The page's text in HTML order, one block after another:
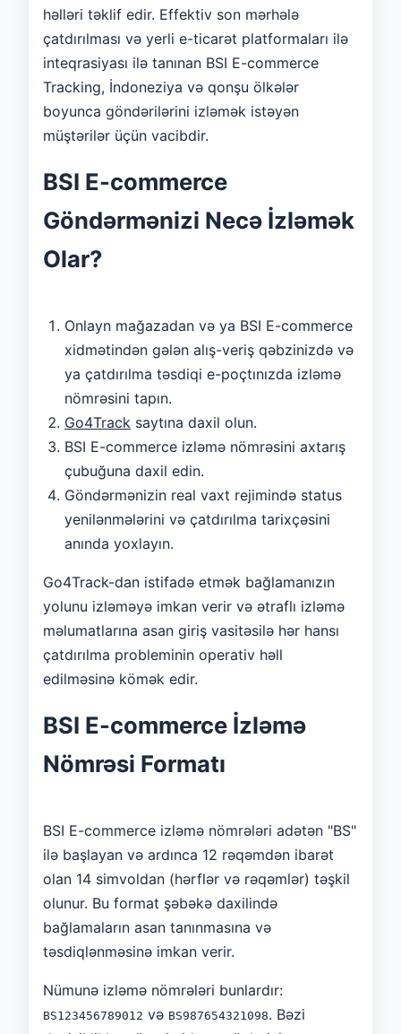
həlləri təklif edir. Effektiv son mərhələ
çatdırılması və yerli e-ticarət platformaları ilə
inteqrasiyası ilə tanınan BSI E-commerce
Tracking, İndoneziya və qonşu ölkələr
boyunca göndərilərini izləmək istəyən
müştərilər üçün vacibdir.
BSI E-commerce
Göndərmənizi Necə İzləmək
Olar?
Onlayn mağazadan və ya BSI E-commerce
xidmətindən gələn alış-veriş qəbzinizdə və
ya çatdırılma təsdiqi e-poçtınızda izləmə
nömrəsini tapın.
Go4Track saytına daxil olun.
BSI E-commerce izləmə nömrəsini axtarış
çubuğuna daxil edin.
Göndərmənizin real vaxt rejimində status
yenilənmələrini və çatdırılma tarixçəsini
anında yoxlayın.
Go4Track-dan istifadə etmək bağlamanızın
yolunu izləməyə imkan verir və ətraflı izləmə
məlumatlarına asan giriş vasitəsilə hər hansı
çatdırılma probleminin operativ həll
edilməsinə kömək edir.
BSI E-commerce İzləmə
Nömrəsi Formatı
BSI E-commerce izləmə nömrələri adətən "BS"
ilə başlayan və ardınca 12 rəqəmdən ibarət
olan 14 simvoldan (hərflər və rəqəmlər) təşkil
olunur. Bu format şəbəkə daxilində
bağlamaların asan tanınmasına və
təsdiqlənməsinə imkan verir.
Nümunə izləmə nömrələri bunlardır:
BS123456789012 və BS987654321098. Bəzi